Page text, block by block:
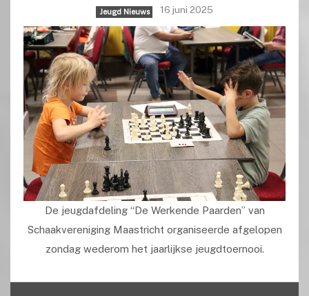
Jeugd Nieuws 16 juni 2025
De jeugdafdeling “De Werkende Paarden” van
Schaakvereniging Maastricht organiseerde afgelopen
zondag wederom het jaarlijkse jeugdtoernooi.